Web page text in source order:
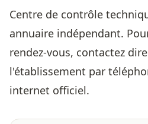
Centre de contrôle
annuaire indépendant.
rendez-vous, contactez
l'établissement par
internet officiel.